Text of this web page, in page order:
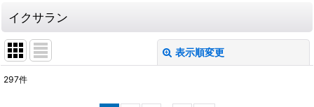
イクサラン
表示順変更
297件